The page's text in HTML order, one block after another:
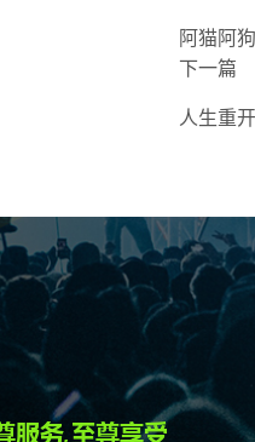
阿猫阿
下一篇
人生重